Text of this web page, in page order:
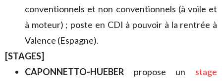
conventionnels et non conventionnels (à voile et
à moteur) ; poste en CDI à pouvoir à la rentrée à
Valence (Espagne).
[STAGES]
CAPONNETTO-HUEBER propose un stage